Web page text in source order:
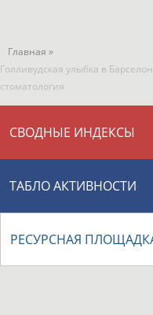
Главная »
Голливудская улыбка в
стоматология
СВОДНЫЕ ИНДЕКСЫ
ТАБЛО АКТИВНОСТИ
РЕСУРСНАЯ